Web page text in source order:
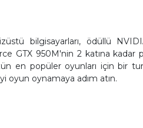
bilgisayarları, ödüllü
GTX 950M'nin 2 katına kadar
en popüler oyunları için bir
oyun oynamaya adım atın.